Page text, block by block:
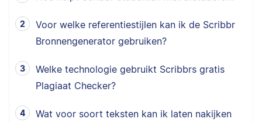
Voor welke referentiestijlen kan ik de Scribbr
Bronnengenerator gebruiken?
Welke technologie gebruikt Scribbrs gratis
Plagiaat Checker?
Wat voor soort teksten kan ik laten nakijken